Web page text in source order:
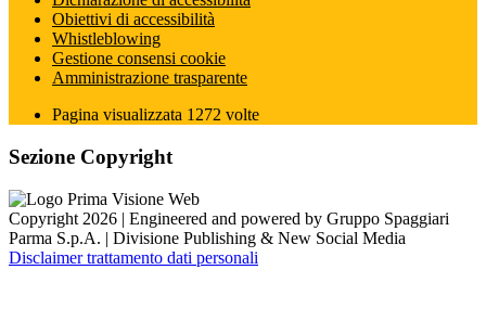
Obiettivi di accessibilità
Whistleblowing
Gestione consensi cookie
Amministrazione trasparente
Pagina visualizzata 1272 volte
Sezione Copyright
Copyright 2026 | Engineered and powered by Gruppo Spaggiari
Parma S.p.A. | Divisione Publishing & New Social Media
Disclaimer trattamento dati personali